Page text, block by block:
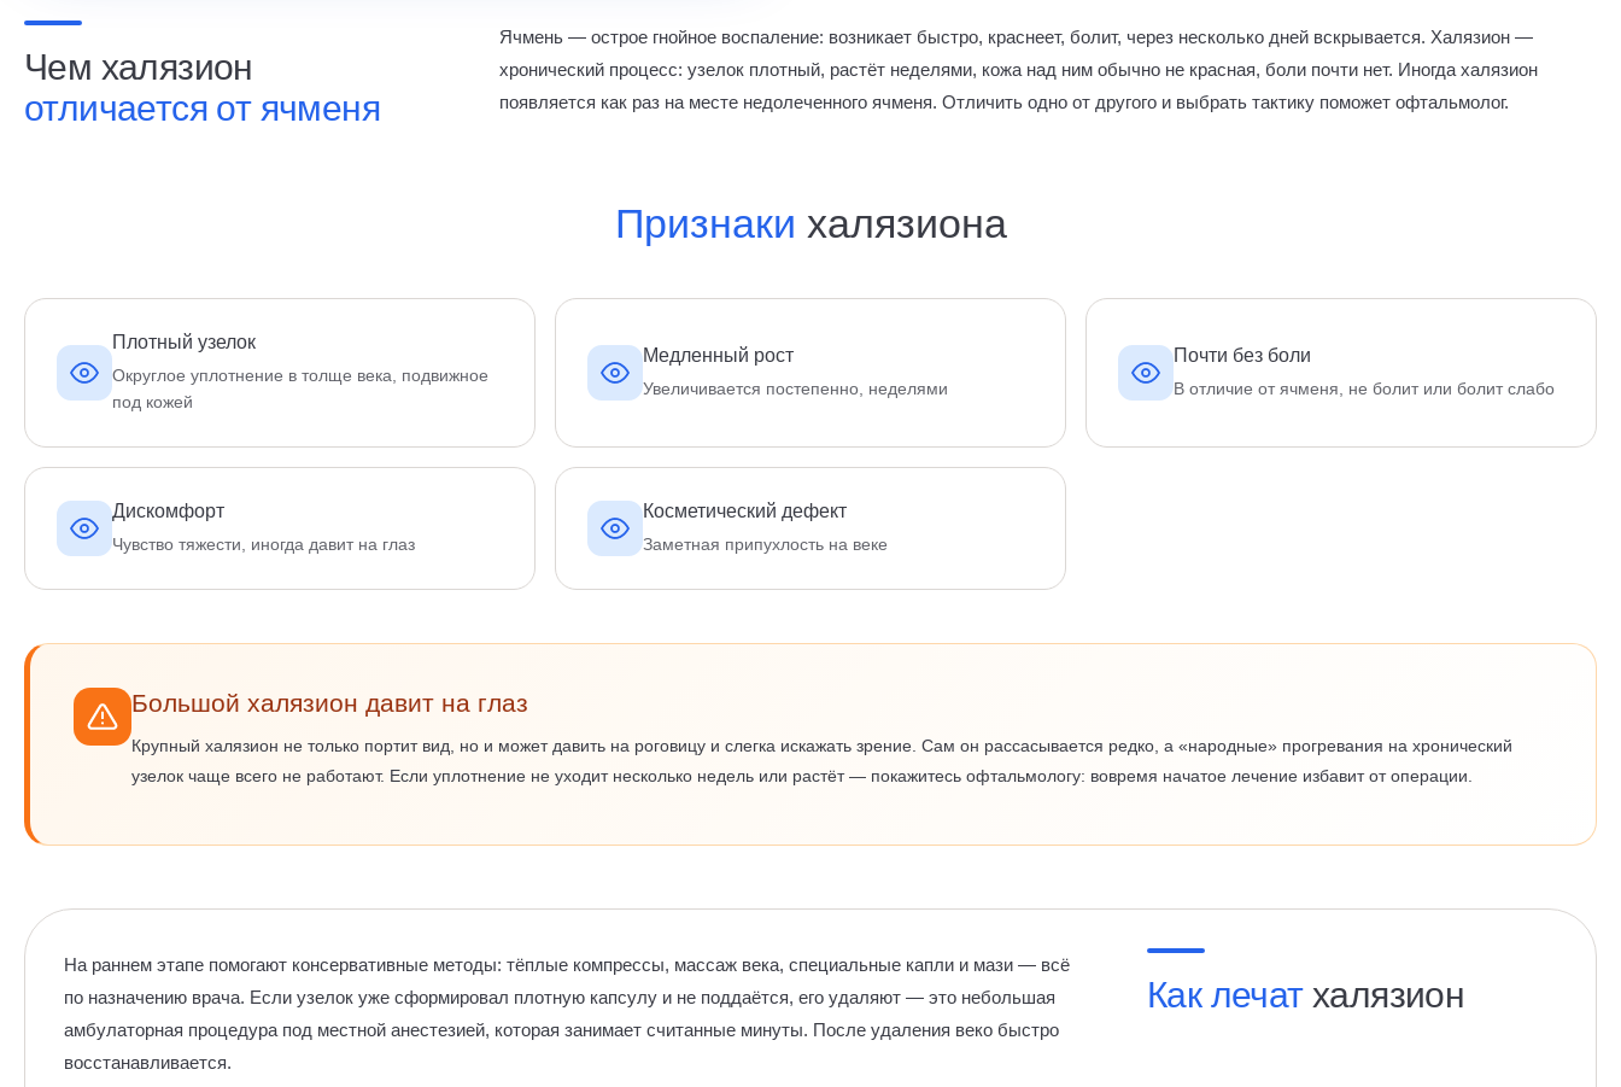
Чем халязион
отличается от ячменя
Ячмень — острое гнойное воспаление: возникает быстро, краснеет, болит, через несколько дней вскрывается. Халязион —
хронический процесс: узелок плотный, растёт неделями, кожа над ним обычно не красная, боли почти нет. Иногда халязион
появляется как раз на месте недолеченного ячменя. Отличить одно от другого и выбрать тактику поможет офтальмолог.
Признаки халязиона
Плотный узелок
Округлое уплотнение в толще века, подвижное
под кожей
Медленный рост
Увеличивается постепенно, неделями
Почти без боли
В отличие от ячменя, не болит или болит слабо
Дискомфорт
Чувство тяжести, иногда давит на глаз
Косметический дефект
Заметная припухлость на веке
Большой халязион давит на глаз
Крупный халязион не только портит вид, но и может давить на роговицу и слегка искажать зрение. Сам он рассасывается редко, а «народные» прогревания на хронический
узелок чаще всего не работают. Если уплотнение не уходит несколько недель или растёт — покажитесь офтальмологу: вовремя начатое лечение избавит от операции.
Как лечатхалязион
На раннем этапе помогают консервативные методы: тёплые компрессы, массаж века, специальные капли и мази — всё
по назначению врача. Если узелок уже сформировал плотную капсулу и не поддаётся, его удаляют — это небольшая
амбулаторная процедура под местной анестезией, которая занимает считанные минуты. После удаления веко быстро
восстанавливается.